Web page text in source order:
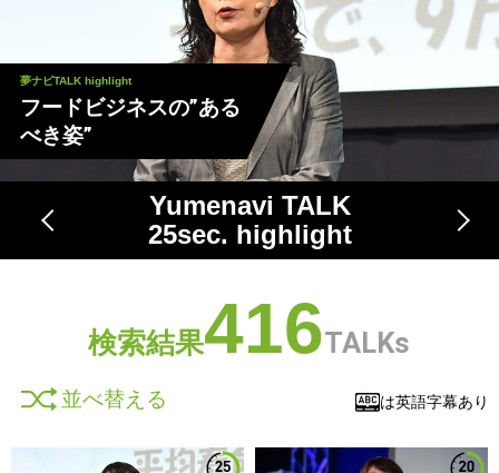
Yumenavi TALK
25sec. highlight
夢ナビTALK highlight
フードビジネスの”ある
べき姿”
検索結果416TALKs
並べ替える は英語字幕あり